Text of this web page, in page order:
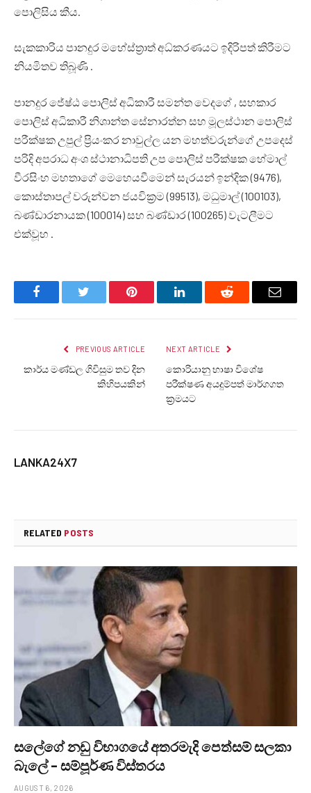
පොලිසිය කීය.
සැකකාරිය පානදුර මහේස්ත්‍රාත් අධ්කරණයට ඉදිරිපත් කිරීමට
නියමිතව තිබූණි .
පානදුර ජේෂ්ඨ පොලිස් අධිකාරී සමන්ත වෙදගේ , සහකාර
පොලිස් අධිකාරී නිශාන්ත සේනාරත්න සහ මූලස්ථාන පොලිස්
පරීක්ෂක උපුල් ප්‍රියංකර නාවුල්ල යන මහත්වරුන්ගේ උපදෙස්
පරිදි අපරාධ අංශ ස්ථානාධිපති උප පොලිස් පරීක්ෂක හේමාල්
වීරසිංහ මහතාගේ මෙහෙයවීමෙන් සැරයන් ඉන්දික (9476),
කොස්තාපල් වරුන්වන ජයවික්‍රම (99513), මධුමාල් (100103),
බණ්ඩාරනායක (100014) සහ බණ්ඩාර (100265) වැටලීමට
එක්වූහ .
FacebookTwitter Pinterest LinkedInReddit Email
PREVIOUS ARTICLE
කාර්ය මණ්ඩල ගිවිසුම තව දින
කිහිපයකින්
NEXT ARTICLE
කොරියානු භාෂා විශේෂ
පරීක්ෂණ අයදුම්පත් මාර්ගගත
ක්‍රමයට
LANKA24X7
RELATED POSTS
සලේගේ නඩු විභාගයේ අතරමැදි පෙත්සම් සලකා
බැලේ – සම්පූර්ණ විස්තරය
AUGUST 6, 2026